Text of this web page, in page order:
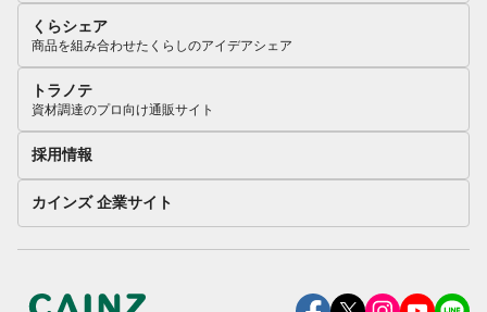
くらシェア
商品を組み合わせたくらしのアイデアシェア
トラノテ
資材調達のプロ向け通販サイト
採用情報
カインズ 企業サイト